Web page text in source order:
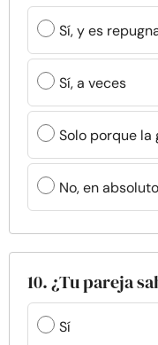
Sí, y es
Sí, a veces
Solo porque la
No, en absoluto
10. ¿Tu pareja
Sí